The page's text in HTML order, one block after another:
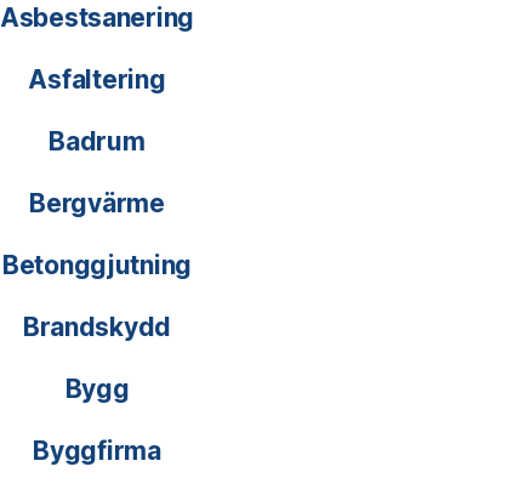
Asbestsanering
Asfaltering
Badrum
Bergvärme
Betonggjutning
Brandskydd
Bygg
Byggfirma